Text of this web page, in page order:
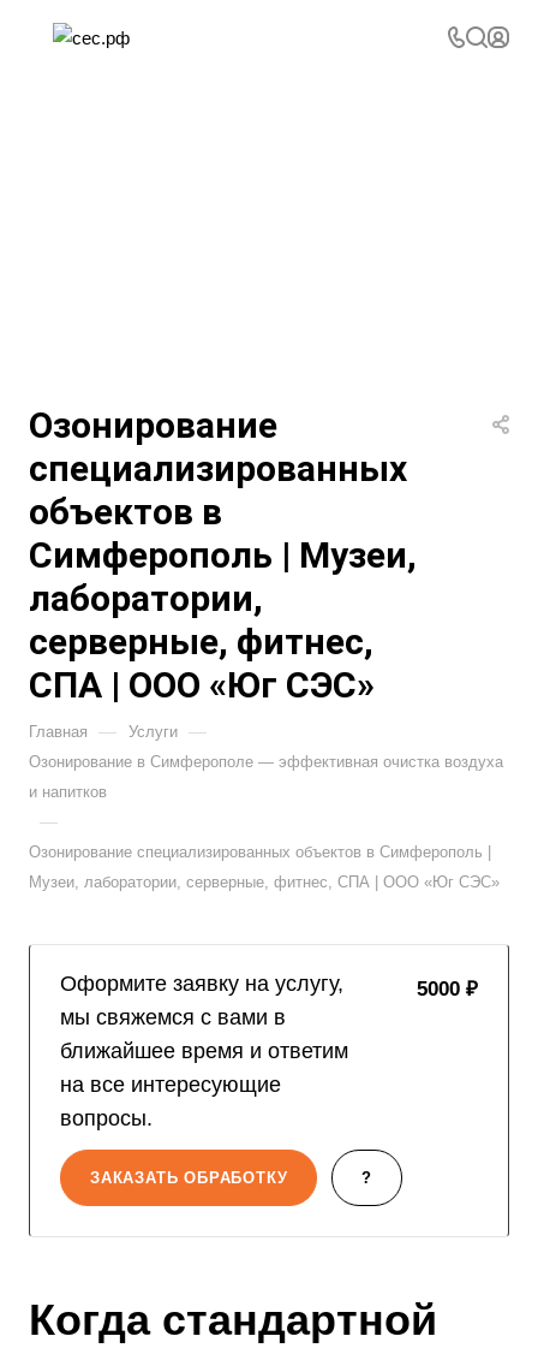
Озонирование
специализированных
объектов в
Симферополь | Музеи,
лаборатории,
серверные, фитнес,
СПА | ООО «Юг СЭС»
Главная — Услуги —
Озонирование в Симферополе — эффективная очистка воздуха
и напитков
—
Озонирование специализированных объектов в Симферополь |
Музеи, лаборатории, серверные, фитнес, СПА | ООО «Юг СЭС»
Оформите заявку на услугу,
мы свяжемся с вами в
ближайшее время и ответим
на все интересующие
вопросы.
5000 ₽
ЗАКАЗАТЬ ОБРАБОТКУ ?
Когда стандартной